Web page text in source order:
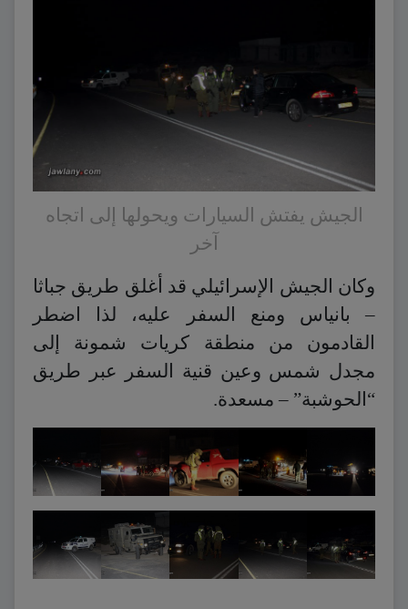
الجيش يفتش السيارات ويحولها إلى اتجاه
آخر
وكان الجيش الإسرائيلي قد أغلق طريق جباثا
– بانياس ومنع السفر عليه، لذا اضطر
القادمون من منطقة كريات شمونة إلى
مجدل شمس وعين قنية السفر عبر طريق
“الحوشبة” – مسعدة.